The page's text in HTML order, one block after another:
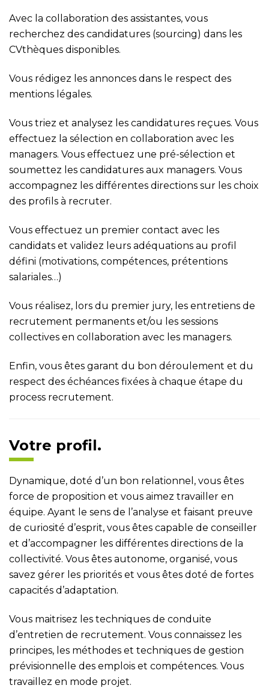
Avec la collaboration des assistantes, vous
recherchez des candidatures (sourcing) dans les
CVthèques disponibles.
Vous rédigez les annonces dans le respect des
mentions légales.
Vous triez et analysez les candidatures reçues. Vous
effectuez la sélection en collaboration avec les
managers. Vous effectuez une pré-sélection et
soumettez les candidatures aux managers. Vous
accompagnez les différentes directions sur les choix
des profils à recruter.
Vous effectuez un premier contact avec les
candidats et validez leurs adéquations au profil
défini (motivations, compétences, prétentions
salariales…)
Vous réalisez, lors du premier jury, les entretiens de
recrutement permanents et/ou les sessions
collectives en collaboration avec les managers.
Enfin, vous êtes garant du bon déroulement et du
respect des échéances fixées à chaque étape du
process recrutement.
Votre profil.
Dynamique, doté d’un bon relationnel, vous êtes
force de proposition et vous aimez travailler en
équipe. Ayant le sens de l’analyse et faisant preuve
de curiosité d’esprit, vous êtes capable de conseiller
et d’accompagner les différentes directions de la
collectivité. Vous êtes autonome, organisé, vous
savez gérer les priorités et vous êtes doté de fortes
capacités d’adaptation.
Vous maitrisez les techniques de conduite
d’entretien de recrutement. Vous connaissez les
principes, les méthodes et techniques de gestion
prévisionnelle des emplois et compétences. Vous
travaillez en mode projet.